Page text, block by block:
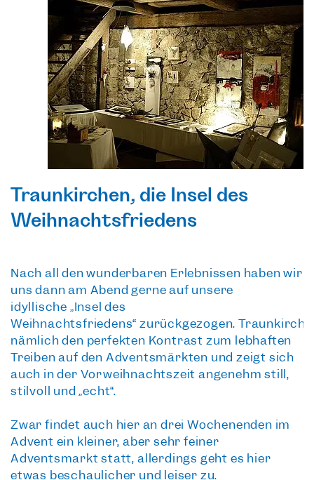
Traunkirchen, die Insel des
Weihnachtsfriedens
Nach all den wunderbaren Erlebnissen haben wir
uns dann am Abend gerne auf unsere
idyllische „Insel des
Weihnachtsfriedens“zurückgezogen.
nämlich den perfekten Kontrast zum lebhaften
Treiben auf den Adventsmärkten und zeigt sich
auch in der Vorweihnachtszeit angenehm still,
stilvoll und „echt“.
Zwar findet auch hier an drei Wochenenden im
Advent ein kleiner, aber sehr feiner
Adventsmarktstatt, allerdings geht es hier
etwas beschaulicher und leiser zu.